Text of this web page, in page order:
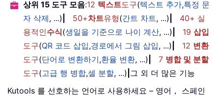
상위 15 도구 모음:12 텍스트도구(텍스트 추가,특정 문
자 삭제, ...) 50+차트유형(간트 차트, ...)
40+ 실
용적인수식(생일을 기준으로 나이 계산, ...) 19 삽입
도구(QR 코드 삽입,경로에서 그림 삽입, ...) 12 변환
도구(단어로 변환하기,환율 변환, ...) 7 병합 및 분할
도구(고급 행 병합,셀 분할, ...) 그 외 더 많은 기능
Kutools 를 선호하는 언어로 사용하세요 – 영어， 스페인